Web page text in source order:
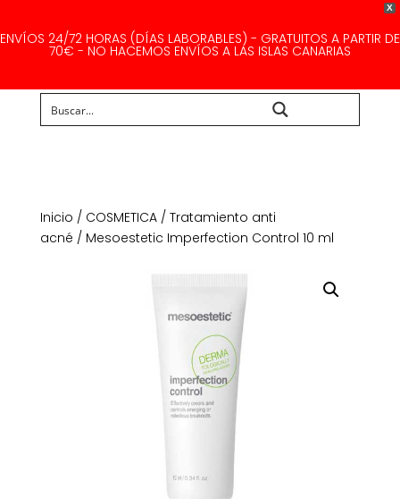
X
ENVÍOS 24/72 HORAS (DÍAS LABORABLES) - GRATUITOS A PARTIR DE
70€ - NO HACEMOS ENVÍOS A LAS ISLAS CANARIAS
Inicio / COSMETICA/ Tratamiento anti
acné / Mesoestetic Imperfection Control 10 ml